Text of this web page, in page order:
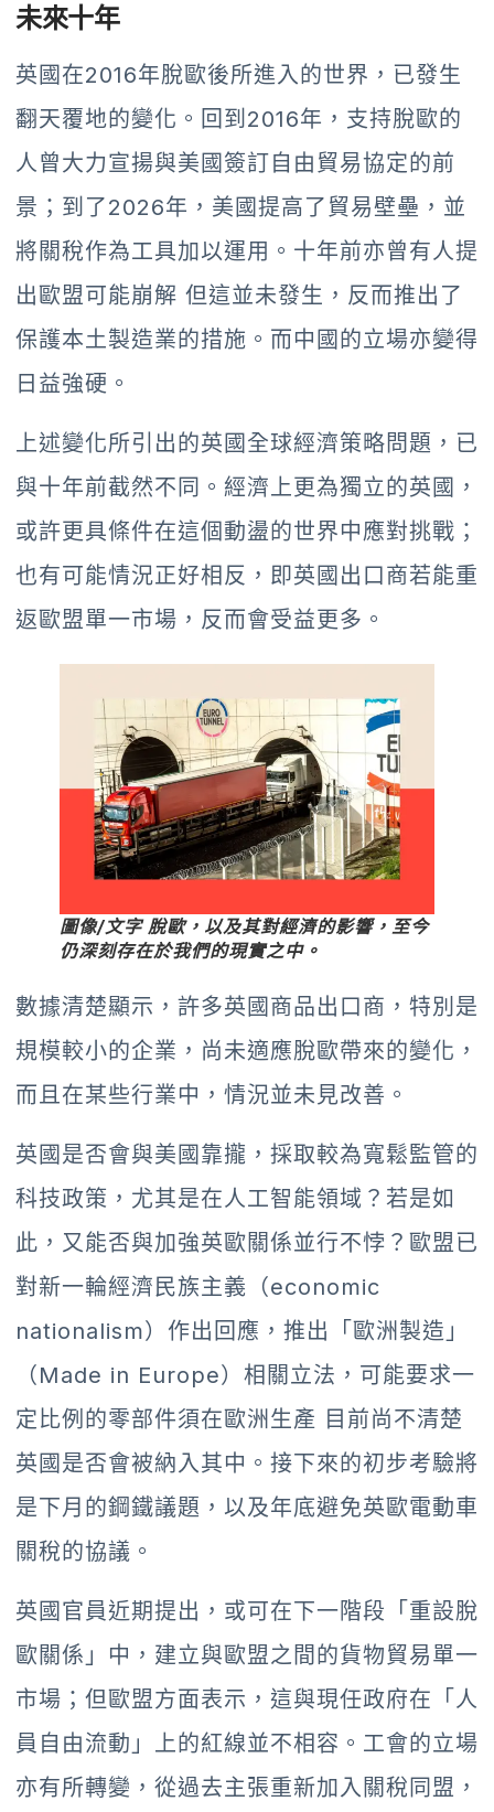
未來十年
英國在2016年脫歐後所進入的世界，已發生
翻天覆地的變化。回到2016年，支持脫歐的
人曾大力宣揚與美國簽訂自由貿易協定的前
景；到了2026年，美國提高了貿易壁壘，並
將關稅作為工具加以運用。十年前亦曾有人提
出歐盟可能崩解 但這並未發生，反而推出了
保護本土製造業的措施。而中國的立場亦變得
日益強硬。
上述變化所引出的英國全球經濟策略問題，已
與十年前截然不同。經濟上更為獨立的英國，
或許更具條件在這個動盪的世界中應對挑戰；
也有可能情況正好相反，即英國出口商若能重
返歐盟單一市場，反而會受益更多。
圖像/文字 脫歐，以及其對經濟的影響，至今
仍深刻存在於我們的現實之中。
數據清楚顯示，許多英國商品出口商，特別是
規模較小的企業，尚未適應脫歐帶來的變化，
而且在某些行業中，情況並未見改善。
英國是否會與美國靠攏，採取較為寬鬆監管的
科技政策，尤其是在人工智能領域？若是如
此，又能否與加強英歐關係並行不悖？歐盟已
對新一輪經濟民族主義（economic
nationalism）作出回應，推出「歐洲製造」
（Made in Europe）相關立法，可能要求一
定比例的零部件須在歐洲生產 目前尚不清楚
英國是否會被納入其中。接下來的初步考驗將
是下月的鋼鐵議題，以及年底避免英歐電動車
關稅的協議。
英國官員近期提出，或可在下一階段「重設脫
歐關係」中，建立與歐盟之間的貨物貿易單一
市場；但歐盟方面表示，這與現任政府在「人
員自由流動」上的紅線並不相容。工會的立場
亦有所轉變，從過去主張重新加入關稅同盟，